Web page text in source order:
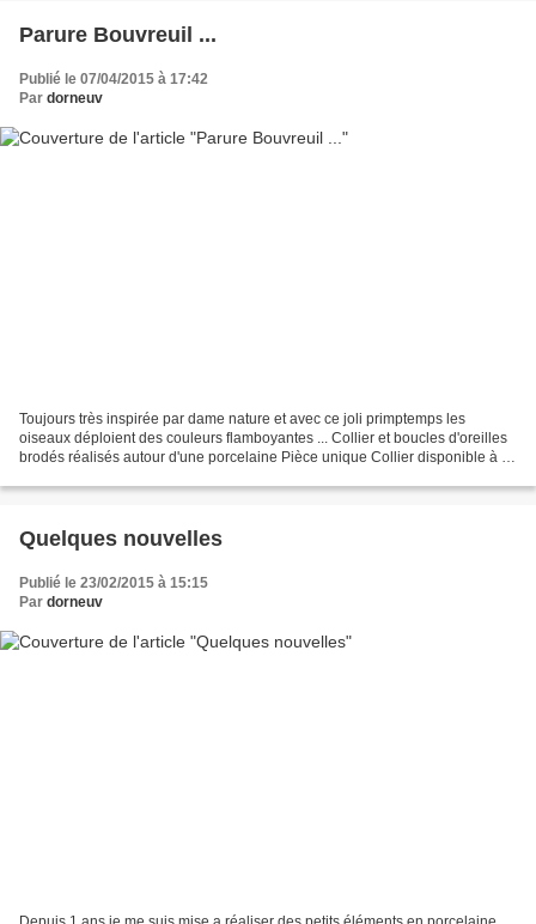
Parure Bouvreuil ...
Publié le 07/04/2015 à 17:42
Par dorneuv
Toujours très inspirée par dame nature et avec ce joli primptemps les
oiseaux déploient des couleurs flamboyantes ... Collier et boucles d'oreilles
brodés réalisés autour d'une porcelaine Pièce unique Collier disponible à la
Quelques nouvelles
Publié le 23/02/2015 à 15:15
Par dorneuv